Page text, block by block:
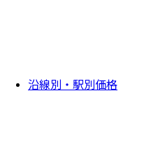
沿線別・駅別価格